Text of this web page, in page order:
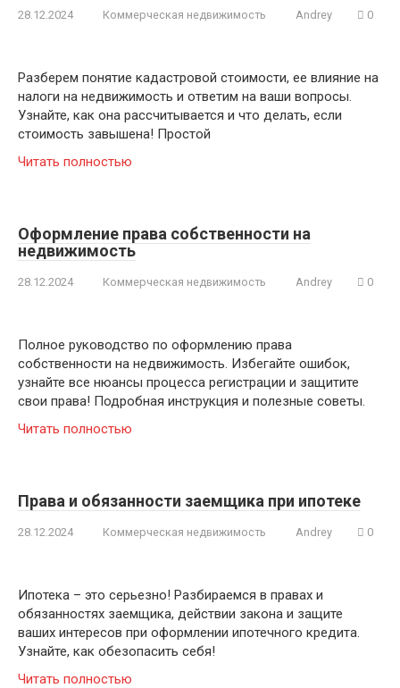
28.12.2024 Коммерческая недвижимость Andrey 0
Разберем понятие кадастровой стоимости, ее влияние на
налоги на недвижимость и ответим на ваши вопросы.
Узнайте, как она рассчитывается и что делать, если
стоимость завышена! Простой
Читать полностью
Оформление права собственности на
недвижимость
28.12.2024 Коммерческая недвижимость Andrey 0
Полное руководство по оформлению права
собственности на недвижимость. Избегайте ошибок,
узнайте все нюансы процесса регистрации и защитите
свои права! Подробная инструкция и полезные советы.
Читать полностью
Права и обязанности заемщика при ипотеке
28.12.2024 Коммерческая недвижимость Andrey 0
Ипотека – это серьезно! Разбираемся в правах и
обязанностях заемщика, действии закона и защите
ваших интересов при оформлении ипотечного кредита.
Узнайте, как обезопасить себя!
Читать полностью